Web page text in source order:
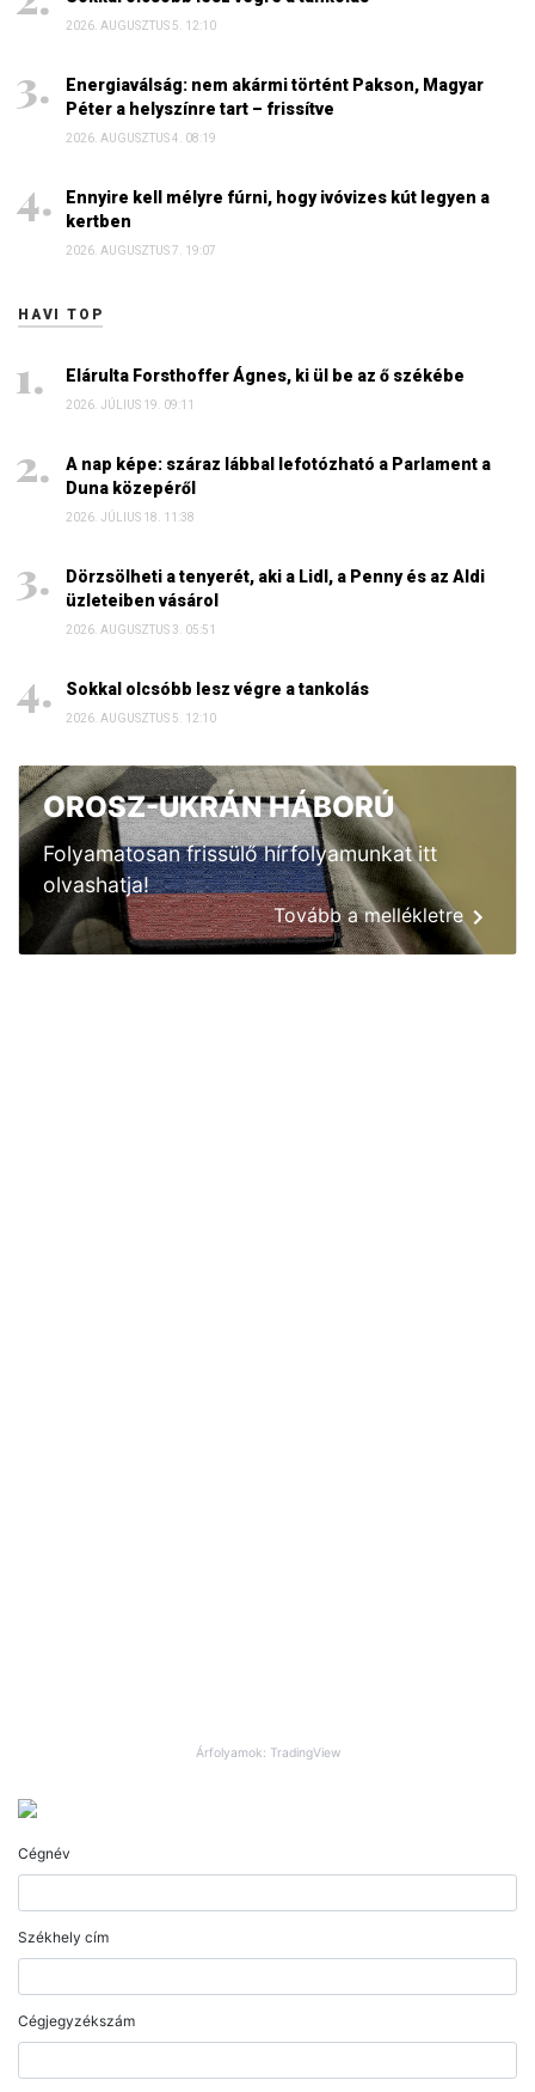
2026. AUGUSZTUS 5. 12:10
Energiaválság: nem akármi történt Pakson, Magyar
Péter a helyszínre tart – frissítve
2026. AUGUSZTUS 4. 08:19
Ennyire kell mélyre fúrni, hogy ivóvizes kút legyen a
kertben
2026. AUGUSZTUS 7. 19:07
HAVI TOP
Elárulta Forsthoffer Ágnes, ki ül be az ő székébe
2026. JÚLIUS 19. 09:11
A nap képe: száraz lábbal lefotózható a Parlament a
Duna közepéről
2026. JÚLIUS 18. 11:38
Dörzsölheti a tenyerét, aki a Lidl, a Penny és az Aldi
üzleteiben vásárol
2026. AUGUSZTUS 3. 05:51
Sokkal olcsóbb lesz végre a tankolás
2026. AUGUSZTUS 5. 12:10
OROSZ-UKRÁN HÁBORÚ
Folyamatosan frissülő hírfolyamunkat itt
olvashatja!
Tovább a mellékletre
Árfolyamok: TradingView
Cégnév
Székhely cím
Cégjegyzékszám